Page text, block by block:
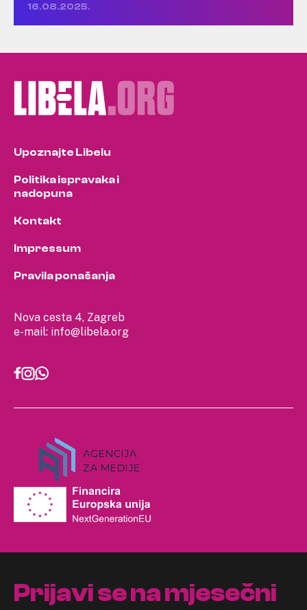
16.08.2025.
Nova cesta 4, Zagreb
e-mail: info@libela.org
Upoznajte Libelu
Politika ispravaka i
nadopuna
Kontakt
Impressum
Pravila ponašanja
Prijavi se na mjesečni